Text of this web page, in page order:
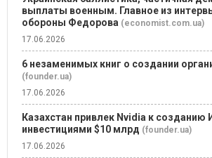
выплаты военным. Главное из
обороны Федорова (economist.com.ua)
17.06.2026
6 незаменимых книг о создании
(founder.ua)
17.06.2026
Казахстан привлек Nvidia к созданию
инвестициями $10 млрд (founder.ua)
17.06.2026